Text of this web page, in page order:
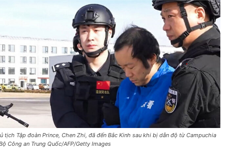
tịch Tập đoàn Prince, Chen Zhi, đã đến Bắc Kinh sau khi bị dẫn độ từ Campuchia
Công an Trung Quốc/AFP/Getty Images